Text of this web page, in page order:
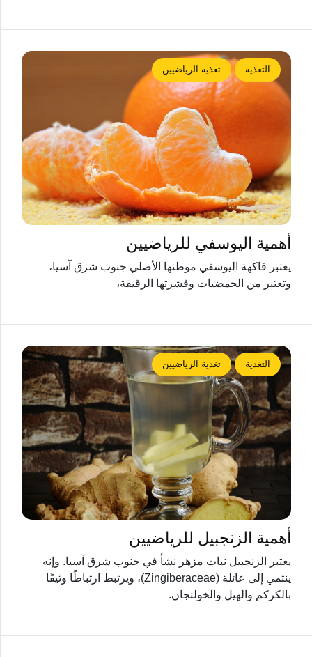
التغذية تغذية الرياضيين
أهمية اليوسفي للرياضيين
يعتبر فاكهة اليوسفي موطنها الأصلي جنوب شرق آسيا،
وتعتبر من الحمضيات وقشرتها الرقيقة،
التغذية تغذية الرياضيين
أهمية الزنجبيل للرياضيين
يعتبر الزنجبيل نبات مزهر نشأ في جنوب شرق آسيا. وإنه
ينتمي إلى عائلة (Zingiberaceae)، ويرتبط ارتباطًا وثيقًا
بالكركم والهيل والخولنجان.